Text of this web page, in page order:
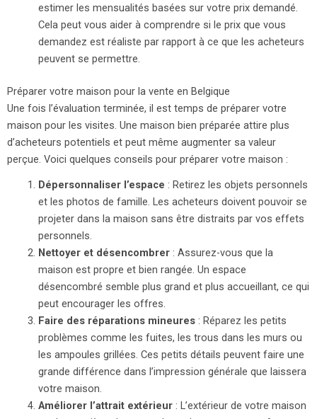
estimer les mensualités basées sur votre prix demandé.
Cela peut vous aider à comprendre si le prix que vous
demandez est réaliste par rapport à ce que les acheteurs
peuvent se permettre.
Préparer votre maison pour la vente en Belgique
Une fois l’évaluation terminée, il est temps de préparer votre
maison pour les visites. Une maison bien préparée attire plus
d’acheteurs potentiels et peut même augmenter sa valeur
perçue. Voici quelques conseils pour préparer votre maison :
Dépersonnaliser l’espace : Retirez les objets personnels
et les photos de famille. Les acheteurs doivent pouvoir se
projeter dans la maison sans être distraits par vos effets
personnels.
Nettoyer et désencombrer: Assurez-vous que la
maison est propre et bien rangée. Un espace
désencombré semble plus grand et plus accueillant, ce qui
peut encourager les offres.
Faire des réparations mineures: Réparez les petits
problèmes comme les fuites, les trous dans les murs ou
les ampoules grillées. Ces petits détails peuvent faire une
grande différence dans l’impression générale que laissera
votre maison.
Améliorer l’attrait extérieur: L’extérieur de votre maison